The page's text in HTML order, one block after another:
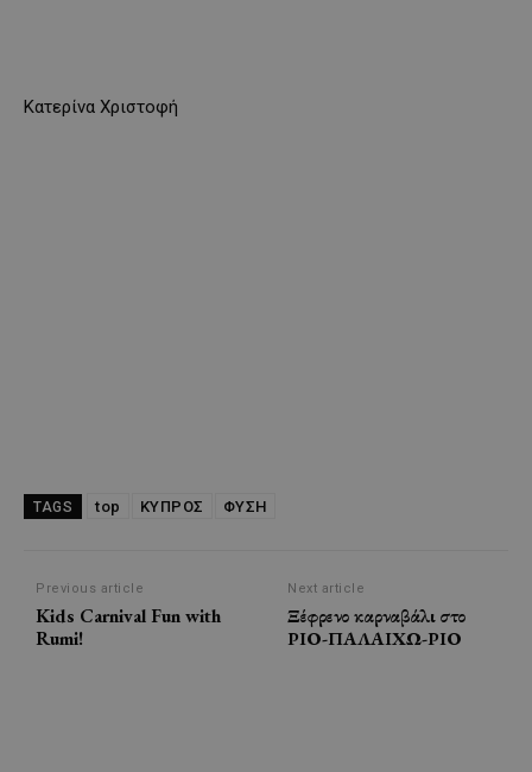
Κατερίνα Χριστοφή
TAGS top ΚΥΠΡΟΣ ΦΥΣΗ
Previous article
Kids Carnival Fun with
Rumi!
Next article
Ξέφρενο καρναβάλι στο
ΡΙΟ-ΠΑΛΑΙΧΩ-ΡΙΟ